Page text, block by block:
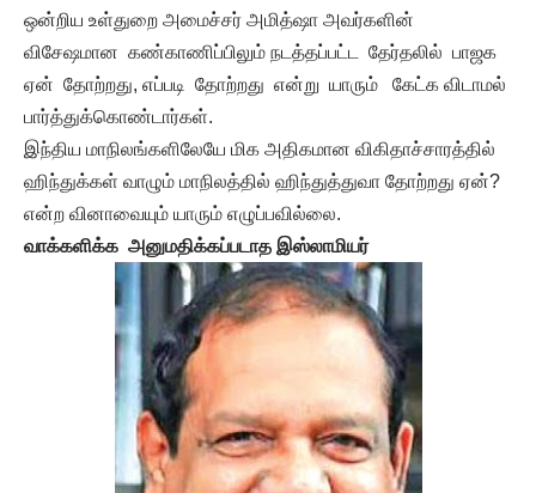
ஒன்றிய உள்துறை அமைச்சர் அமித்ஷா அவர்களின்
விசேஷமான கண்காணிப்பிலும் நடத்தப்பட்ட தேர்தலில் பாஜக
ஏன் தோற்றது, எப்படி தோற்றது என்று யாரும் கேட்க விடாமல்
பார்த்துக்கொண்டார்கள்.
இந்திய மாநிலங்களிலேயே மிக அதிகமான விகிதாச்சாரத்தில்
ஹிந்துக்கள் வாழும் மாநிலத்தில் ஹிந்துத்துவா தோற்றது ஏன்?
என்ற வினாவையும் யாரும் எழுப்பவில்லை.
வாக்களிக்க அனுமதிக்கப்படாத இஸ்லாமியர்